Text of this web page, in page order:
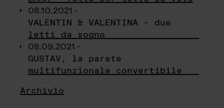
08.10.2021 -
VALENTIN & VALENTINA – due
letti da sogno
08.09.2021 -
GUSTAV, la parete
multifunzionale convertibile
Archivio